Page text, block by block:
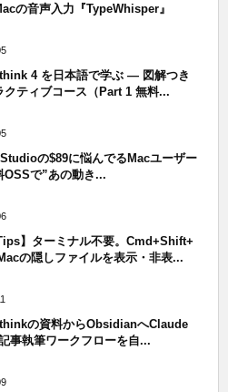
の音声入力『TypeWhisper』
4 を日本語で学ぶ — 図解つき
クティブコース（Part 1 無料...
の$89に悩んでるMacユーザー
OSSで”あの動き...
】ターミナル不要。Cmd+Shift+
の隠しファイルを表示・非表...
の資料からObsidianへClaude
事執筆ワークフローを自...